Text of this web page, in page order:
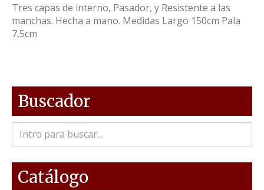
Tres capas de interno, Pasador, y Resistente a las
manchas. Hecha a mano. Medidas Largo 150cm Pala
7,5cm
Buscador
Catálogo